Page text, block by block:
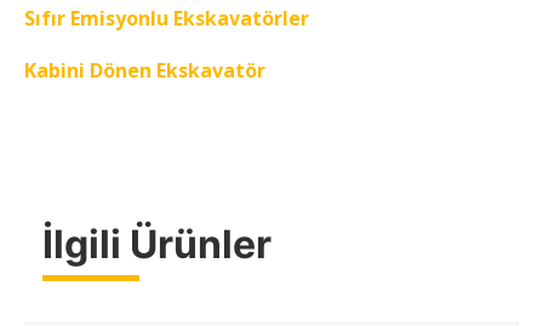
Sıfır Emisyonlu Ekskavatörler
Kabini Dönen Ekskavatör
İlgili Ürünler